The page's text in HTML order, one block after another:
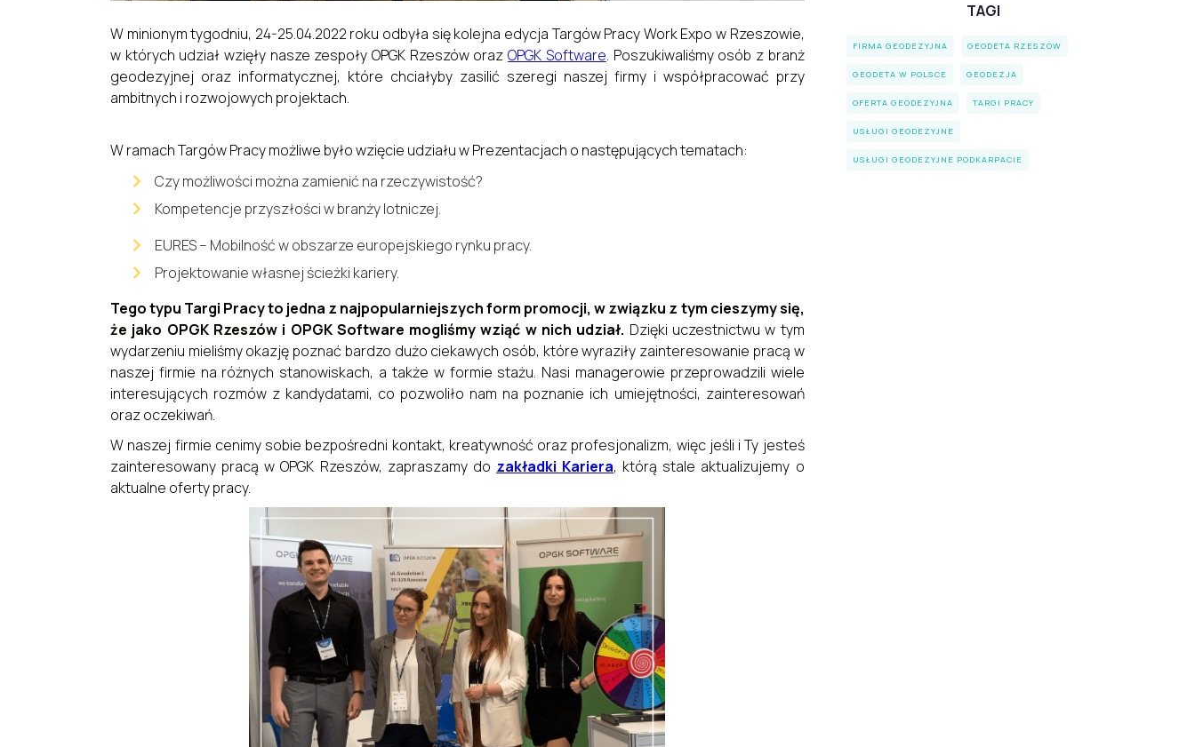
W minionym tygodniu, 24-25.04.2022 roku odbyła się kolejna edycja Targów Pracy Work Expo w Rzeszowie,
w których udział wzięły nasze zespoły OPGK Rzeszów orazOPGK Software. Poszukiwaliśmy osób z branż
geodezyjnej oraz informatycznej, które chciałyby zasilić szeregi naszej firmy i współpracować przy
ambitnych i rozwojowych projektach.
W ramach Targów Pracy możliwe było wzięcie udziału w Prezentacjach o następujących tematach:
Czy możliwości można zamienić na rzeczywistość?
Kompetencje przyszłości w branży lotniczej.
EURES – Mobilność w obszarze europejskiego rynku pracy.
Projektowanie własnej ścieżki kariery.
Tego typu Targi Pracy to jedna z najpopularniejszych form promocji, w związku z tym cieszymy się,
że jako OPGK Rzeszów i OPGK Software mogliśmy wziąć w nich udział. Dzięki uczestnictwu w tym
wydarzeniu mieliśmy okazję poznać bardzo dużo ciekawych osób, które wyraziły zainteresowanie pracą w
naszej firmie na różnych stanowiskach, a także w formie stażu. Nasi managerowie przeprowadzili wiele
interesujących rozmów z kandydatami, co pozwoliło nam na poznanie ich umiejętności, zainteresowań
oraz oczekiwań.
W naszej firmie cenimy sobie bezpośredni kontakt, kreatywność oraz profesjonalizm, więc jeśli i Ty jesteś
zainteresowany pracą w OPGK Rzeszów, zapraszamy do zakładki Kariera, którą stale aktualizujemy o
aktualne oferty pracy.
TAGI
FIRMA GEODEZYJNA GEODETA RZESZÓW
GEODETA W POLSCE GEODEZJA
OFERTA GEODEZYJNA TARGI PRACY
USŁUGI GEODEZYJNE
USŁUGI GEODEZYJNE PODKARPACIE